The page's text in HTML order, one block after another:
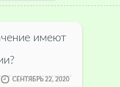
имеют
СЕНТЯБРЬ 22, 2020